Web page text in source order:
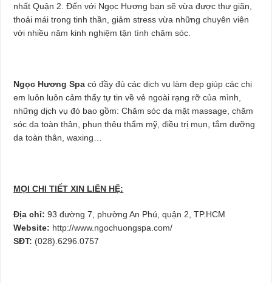
nhất Quận 2. Đến với Ngọc Hương bạn sẽ vừa được thư giãn,
thoải mái trong tinh thần, giảm stress vừa những chuyên viên
với nhiều năm kinh nghiệm tận tình chăm sóc.
Ngọc Hương Spa có đầy đủ các dịch vụ làm đẹp giúp các chị
em luôn luôn cảm thấy tự tin về vẻ ngoài rạng rỡ của mình,
những dịch vụ đó bao gồm: Chăm sóc da mặt massage, chăm
sóc da toàn thân, phun thêu thẩm mỹ, điều trị mụn, tắm dưỡng
da toàn thân, waxing…
MỌI CHI TIẾT XIN LIÊN HỆ:
Địa chỉ: 93 đường 7, phường An Phú, quận 2, TP.HCM
Website: http://www.ngochuongspa.com/
SĐT: (028).6296.0757